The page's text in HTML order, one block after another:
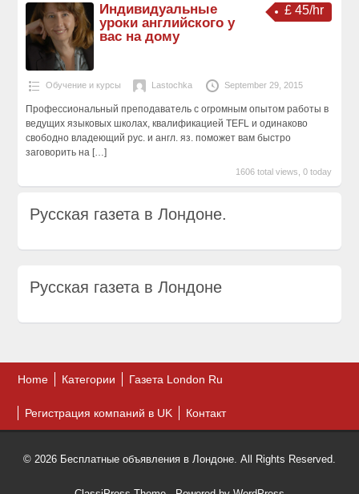
£ 45/hr
Индивидуальные
уроки английского у
вас на дому
Обучение и курсы Lastochka September 29, 2015
Профессиональный преподаватель с огромным опытом работы в
ведущих языковых школах, квалификацией TEFL и одинаково
свободно владеющий рус. и англ. яз. поможет вам быстро
заговорить на […]
1606 total views, 0 today
Русская газета в Лондоне.
Русская газета в Лондоне
Home Категории Газета London Ru
Регистрация компаний в UK Контакт
© 2026 Бесплатные объявления в Лондоне. All Rights Reserved.